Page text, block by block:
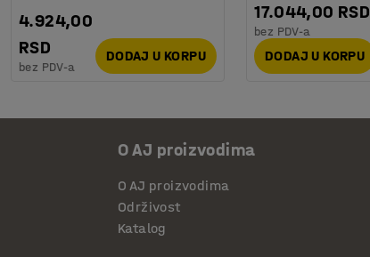
4.924,00
RSD
bez PDV-a
DODAJ U KORPU
17.044,00 RSD
bez PDV-a
DODAJ U KORPU
O AJ proizvodima
O AJ proizvodima
Održivost
Katalog